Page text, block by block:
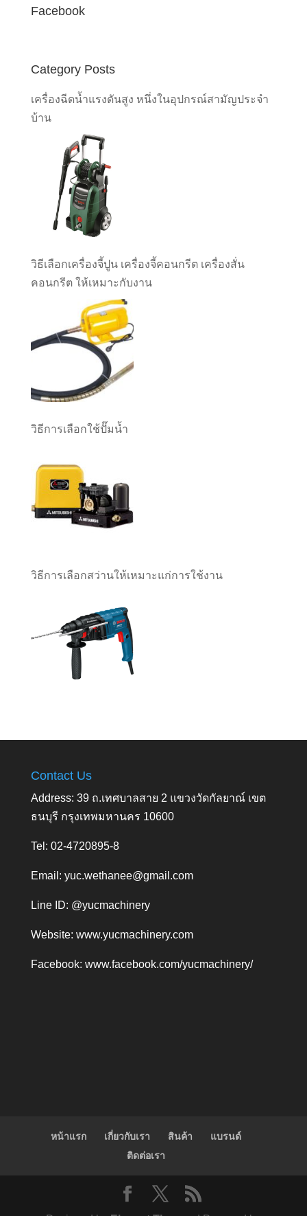
Facebook
Category Posts
เครื่องฉีดน้ำแรงดันสูง หนึ่งในอุปกรณ์สามัญประจำ
บ้าน
วิธีเลือกเครื่องจี้ปูน เครื่องจี้คอนกรีต เครื่องสั่น
คอนกรีต ให้เหมาะกับงาน
วิธีการเลือกใช้ปั๊มน้ำ
วิธีการเลือกสว่านให้เหมาะแก่การใช้งาน
Contact Us
Address: 39 ถ.เทศบาลสาย 2 แขวงวัดกัลยาณ์ เขต
ธนบุรี กรุงเทพมหานคร 10600
Tel: 02-4720895-8
Email: yuc.wethanee@gmail.com
Line ID: @yucmachinery
Website: www.yucmachinery.com
Facebook: www.facebook.com/yucmachinery/
หน้าแรก เกี่ยวกับเรา สินค้า
แบรนด์
ติดต่อเรา